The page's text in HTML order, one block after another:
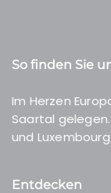
So finden Sie
Im Herzen
Saartal
und
Entdecken